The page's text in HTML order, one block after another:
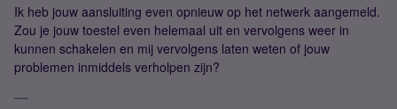
Ik heb jouw aansluiting even opnieuw op het netwerk aangemeld.
Zou je jouw toestel even helemaal uit en vervolgens weer in
kunnen schakelen en mij vervolgens laten weten of jouw
problemen inmiddels verholpen zijn?